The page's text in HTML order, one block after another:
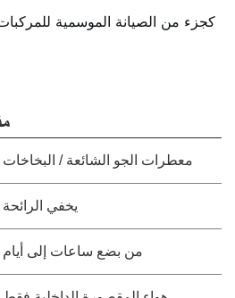
كجزء من الصيانة الموسمية
معطرات الجو الشائعة / البخاخات
يخفي الرائحة
من بضع ساعات إلى أيام